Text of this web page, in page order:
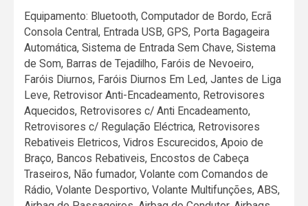
Equipamento: Bluetooth, Computador de Bordo, Ecrã
Consola Central, Entrada USB, GPS, Porta Bagageira
Automática, Sistema de Entrada Sem Chave, Sistema
de Som, Barras de Tejadilho, Faróis de Nevoeiro,
Faróis Diurnos, Faróis Diurnos Em Led, Jantes de Liga
Leve, Retrovisor Anti-Encadeamento, Retrovisores
Aquecidos, Retrovisores c/ Anti Encadeamento,
Retrovisores c/ Regulação Eléctrica, Retrovisores
Rebativeis Eletricos, Vidros Escurecidos, Apoio de
Braço, Bancos Rebativeis, Encostos de Cabeça
Traseiros, Não fumador, Volante com Comandos de
Rádio, Volante Desportivo, Volante Multifunções, ABS,